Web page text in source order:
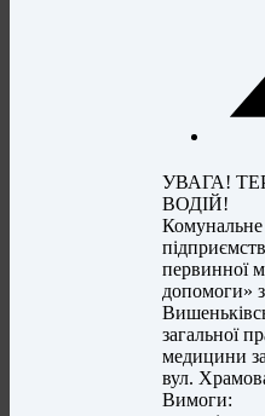
УВАГА!
ВОДІЙ!
Комунальне
первинної
допомоги»
загальної
медицини
вул.
Вимоги: